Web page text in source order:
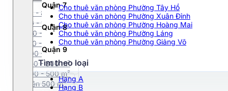
Cho thuê văn phòng Phường Tây Hồ
Cho thuê văn phòng Phường Xuân Đỉnh
Cho thuê văn phòng Phường Hoàng Mai
Cho thuê văn phòng Phường Láng
Cho thuê văn phòng Phường Giảng Võ
Tìm theo loại
Hạng A
Hạng B
Quận 7
Quận 8
Quận 9
Quận 10
50 - 80 m²
80 - 100 m²
100 - 150 m²
150 - 200 m²
200 - 250 m²
250 - 300 m²
300 - 500 m²
Trên 500 m²